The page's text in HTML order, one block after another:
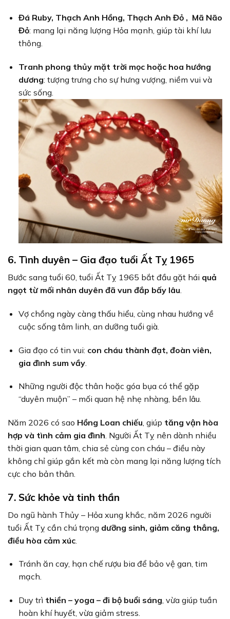
Đá Ruby, Thạch Anh Hồng, Thạch Anh Đỏ , Mã Não
Đỏ: mang lại năng lượng Hỏa mạnh, giúp tài khí lưu
thông.
Tranh phong thủy mặt trời mọc hoặc hoa hướng
dương: tượng trưng cho sự hưng vượng, niềm vui và
sức sống.
6. Tình duyên – Gia đạo tuổi Ất Tỵ 1965
Bước sang tuổi 60, tuổi Ất Tỵ 1965 bắt đầu gặt hái quả
ngọt từ mối nhân duyên đã vun đắp bấy lâu.
Vợ chồng ngày càng thấu hiểu, cùng nhau hướng về
cuộc sống tâm linh, an dưỡng tuổi già.
Gia đạo có tin vui: con cháu thành đạt, đoàn viên,
gia đình sum vầy.
Những người độc thân hoặc góa bụa có thể gặp
“duyên muộn” – mối quan hệ nhẹ nhàng, bền lâu.
Năm 2026 có sao Hồng Loan chiếu, giúp tăng vận hòa
hợp và tình cảm gia đình. Người Ất Tỵ nên dành nhiều
thời gian quan tâm, chia sẻ cùng con cháu – điều này
không chỉ giúp gắn kết mà còn mang lại năng lượng tích
cực cho bản thân.
7. Sức khỏe và tinh thần
Do ngũ hành Thủy – Hỏa xung khắc, năm 2026 người
tuổi Ất Tỵ cần chú trọng dưỡng sinh, giảm căng thẳng,
điều hòa cảm xúc
Tránh ăn cay, hạn chế rượu bia để bảo vệ gan, tim
mạch.
Duy trì thiền – yoga – đi bộ buổi sáng, vừa giúp tuần
hoàn khí huyết, vừa giảm stress.